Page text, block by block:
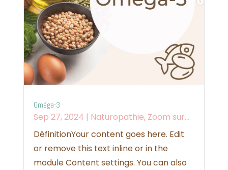
Oméga-3
Sep 27, 2024 | Naturopathie, Zoom sur...
DéfinitionYour content goes here. Edit
or remove this text inline or in the
module Content settings. You can also